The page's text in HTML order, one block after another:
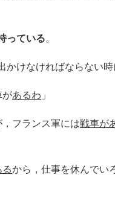
っている。
かけなければならない時
があるわ 」
フランス軍には戦車が
から，仕事を休んでい